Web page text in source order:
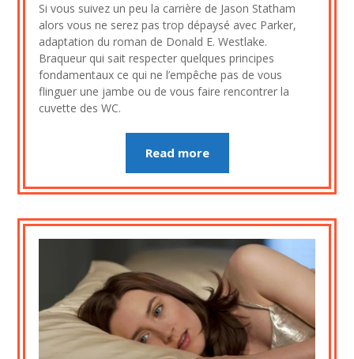
25
juillet
2023
Si vous suivez un peu la carrière de Jason Statham
alors vous ne serez pas trop dépaysé avec Parker,
adaptation du roman de Donald E. Westlake.
Braqueur qui sait respecter quelques principes
fondamentaux ce qui ne l’empêche pas de vous
flinguer une jambe ou de vous faire rencontrer la
cuvette des WC.
Read more